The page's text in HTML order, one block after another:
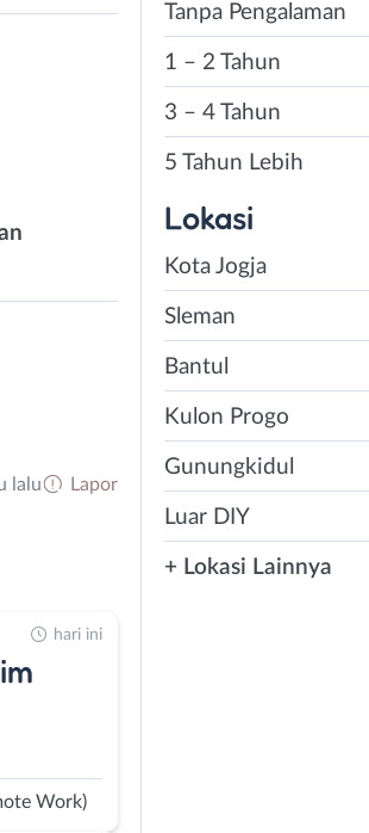
lalu Lapor
Work)
hari ini
Tanpa Pengalaman
1 – 2 Tahun
3 – 4 Tahun
5 Tahun Lebih
Lokasi
Kota Jogja
Sleman
Bantul
Kulon Progo
Gunungkidul
Luar DIY
+ Lokasi Lainnya